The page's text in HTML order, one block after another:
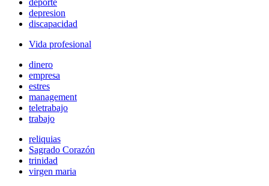
deporte
depresion
discapacidad
Vida profesional
dinero
empresa
estres
management
teletrabajo
trabajo
reliquias
Sagrado Corazón
trinidad
virgen maria